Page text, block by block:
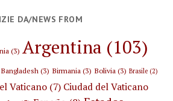
DA/NEWS FROM
(3) Argentina (103)
Bangladesh (3) Birmania (3) Bolivia (3) Brasile(2)
Vaticano(7) Ciudad del Vaticano